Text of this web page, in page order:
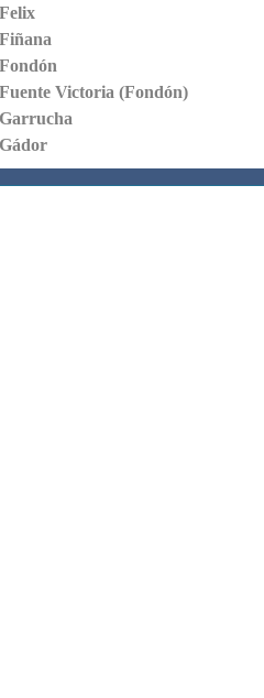
Felix
Fiñana
Fondón
Fuente Victoria (Fondón)
Garrucha
Gádor